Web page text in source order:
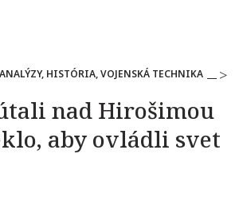
HISTÓRIA, VOJENSKÁ TECHNIKA